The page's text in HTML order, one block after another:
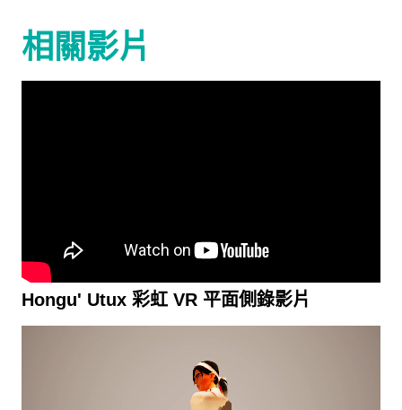
相關影片
Hongu' Utux 彩虹 VR 平面側錄影片